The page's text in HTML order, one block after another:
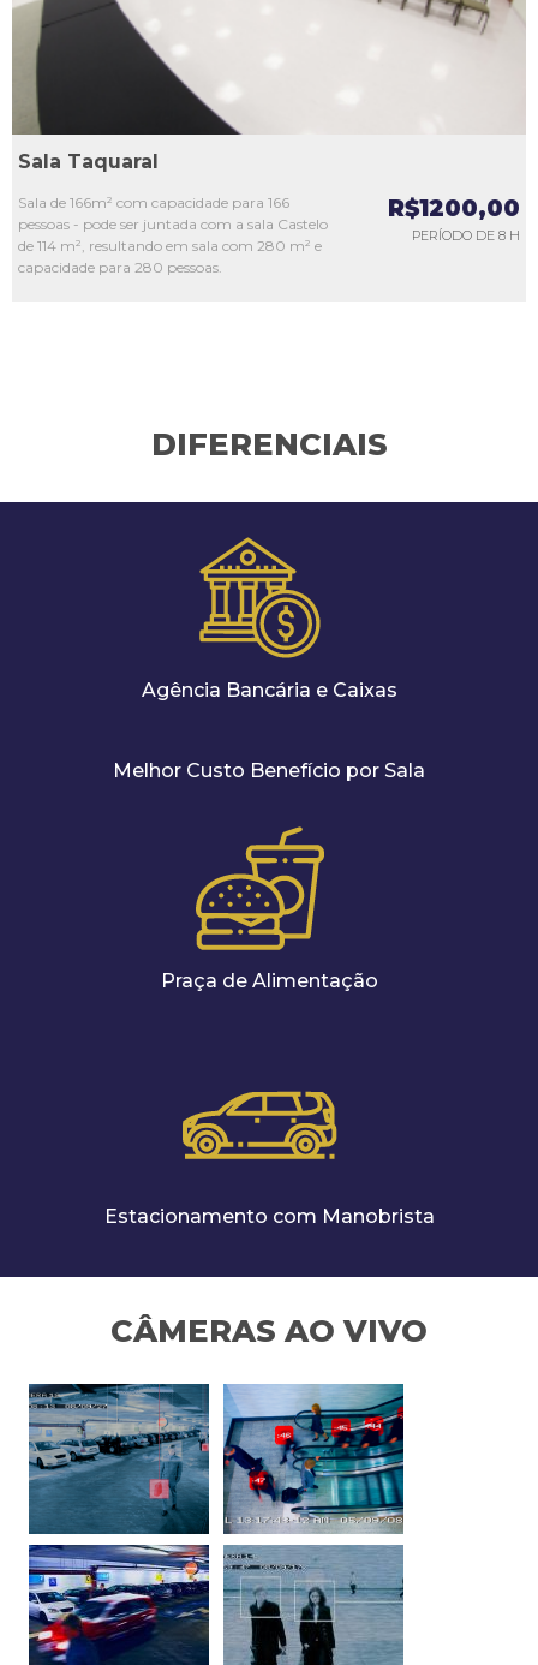
Sala Taquaral
Sala de 166m² com capacidade para 166
pessoas - pode ser juntada com a sala Castelo
de 114 m², resultando em sala com 280 m² e
capacidade para 280 pessoas.
R$1200,00
PERÍODO DE 8 H
DIFERENCIAIS
Agência Bancária e Caixas
Melhor Custo Benefício por Sala
Praça de Alimentação
Estacionamento com Manobrista
CÂMERAS AO VIVO